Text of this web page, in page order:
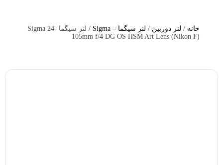
خانه / لنز دوربین / لنز سیگما – Sigma
/ لنز سیگما Sigma 24-
105mm f/4 DG OS HSM Art Lens (Nikon F)